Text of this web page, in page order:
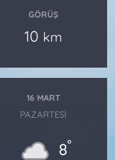
GÖRÜŞ
10 km
16 MART
PAZARTESI
8°